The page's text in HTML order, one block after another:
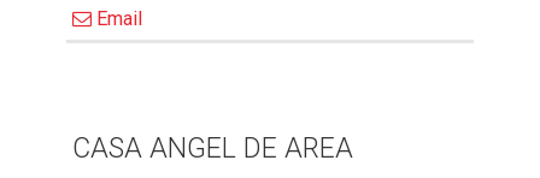
Email
CASA ANGEL DE AREA